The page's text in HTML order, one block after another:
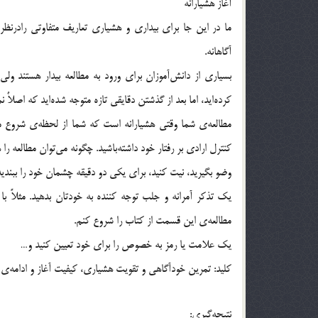
ما در اين جا براي بيداري و هشياري تعاريف متفاوتي
آگاهانه.
بسياري از دانش‌آموزان براي ورود به مطالعه بيدار
كرده‌ايد، اما بعد از گذشتن دقايقي تازه متوجه شده‌ايد كه
مطالعه‌ي شما وقتي هشيارانه است كه شما از لحظه‌ي شروع
كنترل ارادي بر رفتار خود داشته‌باشيد. چگونه مي‌توان مطالعه را
وضو بگيريد، نيت كنيد، براي يكي دو دقيقه چشمان خود را
يك تذكر آمرانه و جلب توجه كننده به خودتان بدهيد.
مطالعه‌ي اين قسمت از كتاب را شروع كنم.
يك علامت يا رمز به خصوص را براي خود تعيين كنيد و…
كليد: تمرين خودآگاهي و تقويت هشياري، كيفيت آغاز و